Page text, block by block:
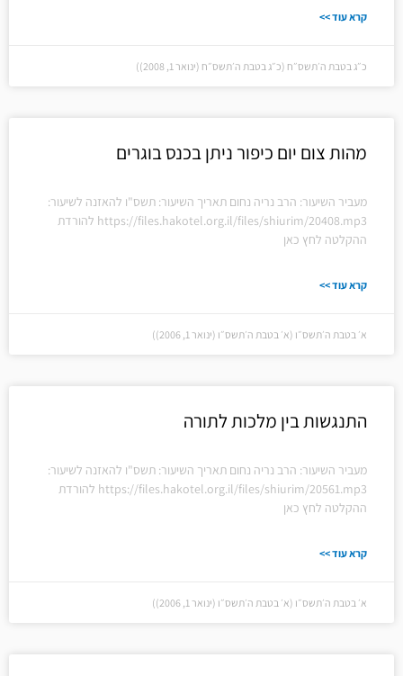
קרא עוד >>
כ״ג בטבת ה׳תשס״ח (כ״ג בטבת ה׳תשס״ח (ינואר 1, 2008))
מהות צום יום כיפור ניתן בכנס בוגרים
מעביר השיעור: הרב נריה נחום תאריך השיעור: תשס"ו להאזנה לשיעור:
https://files.hakotel.org.il/files/shiurim/20408.mp3 להורדת
ההקלטה לחץ כאן
קרא עוד >>
א׳ בטבת ה׳תשס״ו (א׳ בטבת ה׳תשס״ו (ינואר 1, 2006))
התנגשות בין מלכות לתורה
מעביר השיעור: הרב נריה נחום תאריך השיעור: תשס"ו להאזנה לשיעור:
https://files.hakotel.org.il/files/shiurim/20561.mp3 להורדת
ההקלטה לחץ כאן
קרא עוד >>
א׳ בטבת ה׳תשס״ו (א׳ בטבת ה׳תשס״ו (ינואר 1, 2006))